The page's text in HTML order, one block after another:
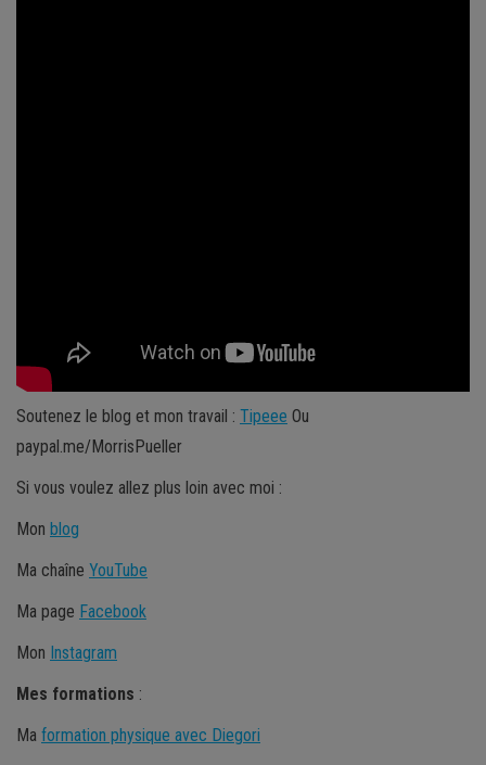
Soutenez le blog et mon travail : Tipeee Ou
paypal.me/MorrisPueller
Si vous voulez allez plus loin avec moi :
Mon blog
Ma chaîne YouTube
Ma page Facebook
Mon Instagram
Mes formations :
Ma formation physique avec Diegori